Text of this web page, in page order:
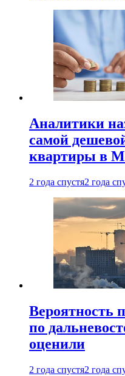
Аналитики
самой
квартиры в
2 года спустя2 года
Вероятность
по
оценили
2 года спустя2 года